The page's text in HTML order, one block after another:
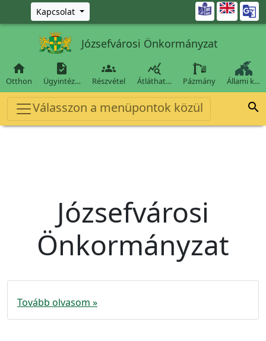
Ugrás a fő tartalomra
Kapcsolat 
Józsefvárosi Önkormányzat

Otthon

Ügyintéz…

Részvétel

Átláthat… Pázmány Állami k…
Válasszon a menüpontok közül 
Józsefvárosi
Önkormányzat
Tovább olvasom »